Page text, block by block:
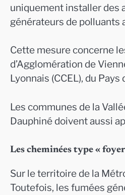
uniquement installer des
générateurs de polluants
Cette mesure concerne
d’Agglomération de
Lyonnais (CCEL), du
Les communes de la
Dauphiné doivent aussi
Les cheminées type «
Sur le territoire de la
Toutefois, les fumées